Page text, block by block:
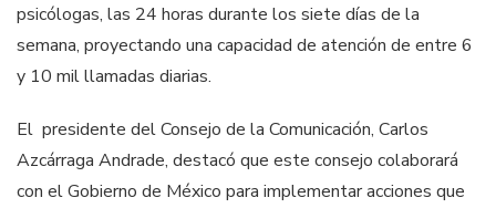
psicólogas, las 24 horas durante los siete días de la
semana, proyectando una capacidad de atención de entre 6
y 10 mil llamadas diarias.
El presidente del Consejo de la Comunicación, Carlos
Azcárraga Andrade, destacó que este consejo colaborará
con el Gobierno de México para implementar acciones que